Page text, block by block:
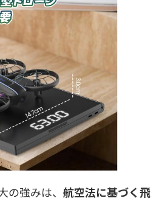
強みは、 航空法に基づく飛